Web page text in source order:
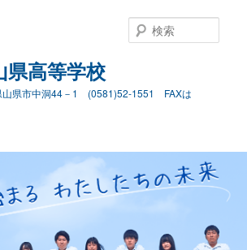
県高等学校
県市中洞44－1 (0581)52-1551 FAXは
索